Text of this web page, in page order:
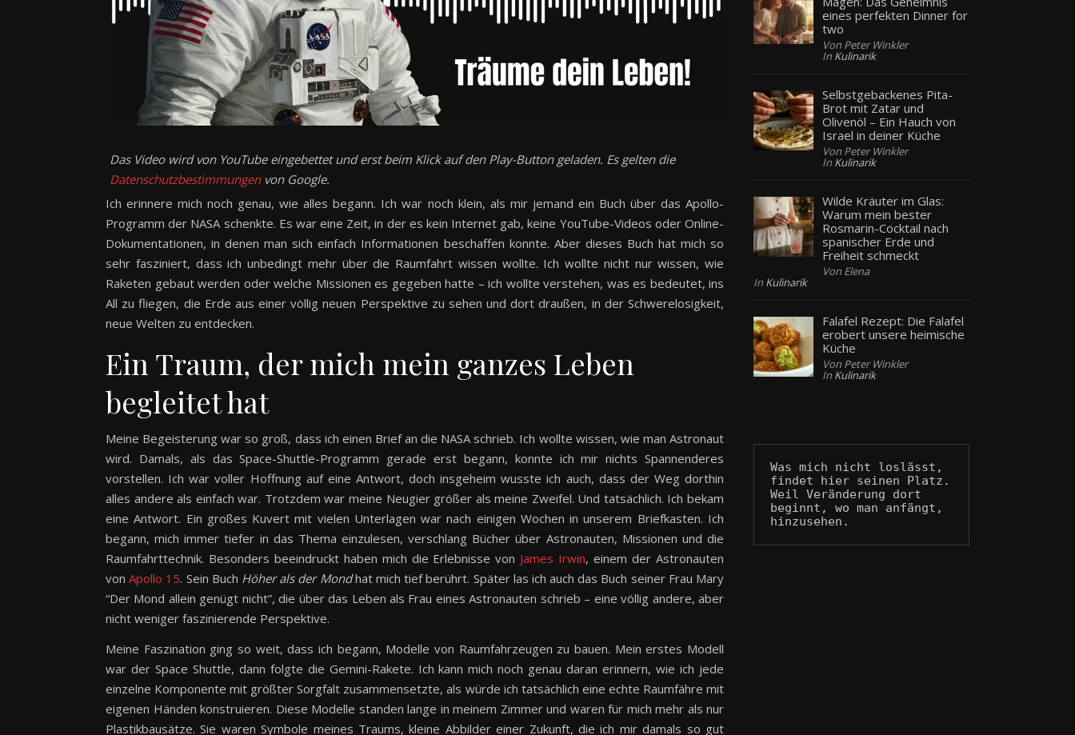
Das Video wird von YouTube eingebettet und erst beim Klick auf den Play-Button geladen. Es gelten die
Datenschutzbestimmungenvon Google.
Ich erinnere mich noch genau, wie alles begann. Ich war noch klein, als mir jemand ein Buch über das Apollo-
Programm der NASA schenkte. Es war eine Zeit, in der es kein Internet gab, keine YouTube-Videos oder Online-
Dokumentationen, in denen man sich einfach Informationen beschaffen konnte. Aber dieses Buch hat mich so
sehr fasziniert, dass ich unbedingt mehr über die Raumfahrt wissen wollte. Ich wollte nicht nur wissen, wie
Raketen gebaut werden oder welche Missionen es gegeben hatte – ich wollte verstehen, was es bedeutet, ins
All zu fliegen, die Erde aus einer völlig neuen Perspektive zu sehen und dort draußen, in der Schwerelosigkeit,
neue Welten zu entdecken.
Ein Traum, der mich mein ganzes Leben
begleitet hat
Meine Begeisterung war so groß, dass ich einen Brief an die NASA schrieb. Ich wollte wissen, wie man Astronaut
wird. Damals, als das Space-Shuttle-Programm gerade erst begann, konnte ich mir nichts Spannenderes
vorstellen. Ich war voller Hoffnung auf eine Antwort, doch insgeheim wusste ich auch, dass der Weg dorthin
alles andere als einfach war. Trotzdem war meine Neugier größer als meine Zweifel. Und tatsächlich. Ich bekam
eine Antwort. Ein großes Kuvert mit vielen Unterlagen war nach einigen Wochen in unserem Briefkasten. Ich
begann, mich immer tiefer in das Thema einzulesen, verschlang Bücher über Astronauten, Missionen und die
Raumfahrttechnik. Besonders beeindruckt haben mich die Erlebnisse von James Irwin, einem der Astronauten
vonApollo 15. Sein Buch Höher als der Mondhat mich tief berührt. Später las ich auch das Buch seiner Frau Mary
“Der Mond allein genügt nicht”, die über das Leben als Frau eines Astronauten schrieb – eine völlig andere, aber
nicht weniger faszinierende Perspektive.
Meine Faszination ging so weit, dass ich begann, Modelle von Raumfahrzeugen zu bauen. Mein erstes Modell
war der Space Shuttle, dann folgte die Gemini-Rakete. Ich kann mich noch genau daran erinnern, wie ich jede
einzelne Komponente mit größter Sorgfalt zusammensetzte, als würde ich tatsächlich eine echte Raumfähre mit
eigenen Händen konstruieren. Diese Modelle standen lange in meinem Zimmer und waren für mich mehr als nur
Plastikbausätze. Sie waren Symbole meines Traums, kleine Abbilder einer Zukunft, die ich mir damals so gut
eines perfekten Dinner for
two
Von Peter Winkler
In Kulinarik
Selbstgebackenes Pita-
Brot mit Zatar und
Olivenöl – Ein Hauch von
Israel in deiner Küche
Von Peter Winkler
In Kulinarik
Wilde Kräuter im Glas:
Warum mein bester
Rosmarin-Cocktail nach
spanischer Erde und
Freiheit schmeckt
Von Elena
In Kulinarik
Falafel Rezept: Die Falafel
erobert unsere heimische
Küche
Von Peter Winkler
In Kulinarik
Was mich nicht loslässt,
findet hier seinen Platz.
Weil Veränderung dort
beginnt, wo man anfängt,
hinzusehen.